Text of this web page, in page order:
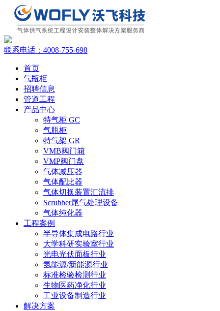
联系电话： 4008-755-698
首页
气瓶柜
招聘信息
管道工程
产品中心
特气柜 GC
气瓶柜
特气架 GR
VMB阀门箱
VMP阀门盘
气体减压器
气体配比器
气体切换装置汇流排
Scrubber尾气处理设备
气体纯化器
工程案例
半导体集成电路行业
大学科研实验室行业
光电光伏面板行业
氢能源/新能源行业
标准检验检测行业
生物医药净化行业
工业设备制造行业
解决方案